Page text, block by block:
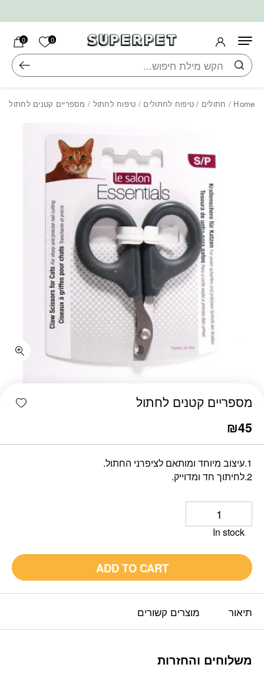
0 הרשימה
0
חיפוש
Home
/ חתולים / טיפוח לחתולים / טיפוח לחתול / מספריים קטנים לחתול
מספריים קטנים לחתול
₪45
1.עיצוב מיוחד ומותאם לציפרני החתול.
2.לחיתוך חד ומדוייק.
In stock
ADD TO CART
תיאור מוצרים קשורים
משלוחים והחזרות